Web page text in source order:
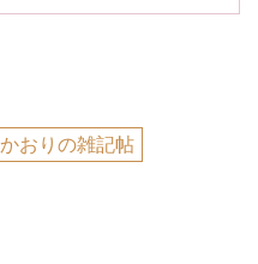
おりの雑記帖